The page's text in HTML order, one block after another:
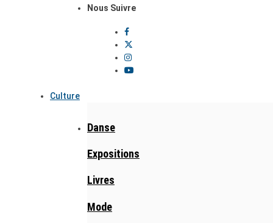
Nous Suivre
Culture
Danse
Expositions
Livres
Mode